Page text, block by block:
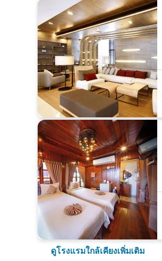
ดูโรงแรมใกล้เคียงเพิ่มเติม